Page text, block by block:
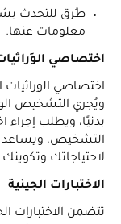
طُرق للتحدث
معلومات عنها.
اختصاصي
اختصاصي الوِراثيات
ويُجري التشخيص
بدنيًا، ويطلب
التشخيص،
لاحتياجاتك وتكوينك
الاختبارات الجينية
تتضمن الاختبارات